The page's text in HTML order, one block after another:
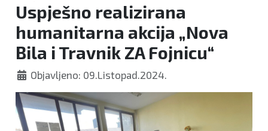
Uspješno realizirana
humanitarna akcija „Nova
Bila i Travnik ZA Fojnicu“
Objavljeno: 09.Listopad.2024.